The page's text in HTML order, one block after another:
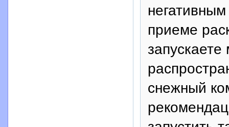
приеме
запускаете
снежный